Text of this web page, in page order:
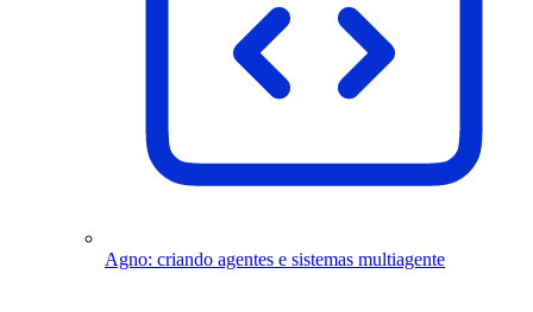
Agno: criando agentes e sistemas multiagente